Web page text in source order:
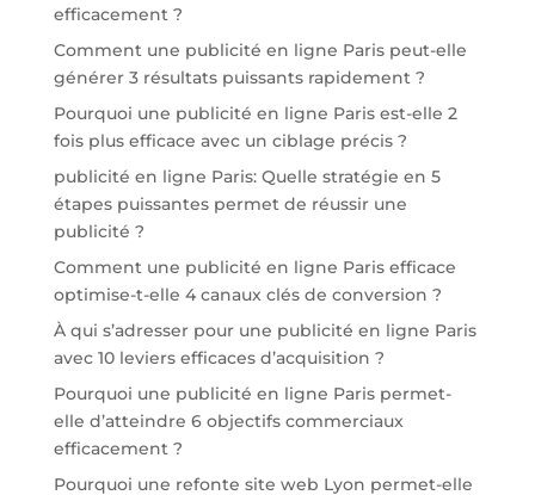
efficacement ?
Comment une publicité en ligne Paris peut-elle
générer 3 résultats puissants rapidement ?
Pourquoi une publicité en ligne Paris est-elle 2
fois plus efficace avec un ciblage précis ?
publicité en ligne Paris: Quelle stratégie en 5
étapes puissantes permet de réussir une
publicité ?
Comment une publicité en ligne Paris efficace
optimise-t-elle 4 canaux clés de conversion ?
À qui s’adresser pour une publicité en ligne Paris
avec 10 leviers efficaces d’acquisition ?
Pourquoi une publicité en ligne Paris permet-
elle d’atteindre 6 objectifs commerciaux
efficacement ?
Pourquoi une refonte site web Lyon permet-elle